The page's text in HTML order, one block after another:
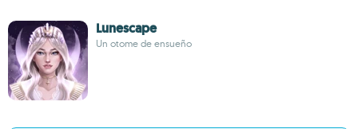
Lunescape
Un otome de ensueño